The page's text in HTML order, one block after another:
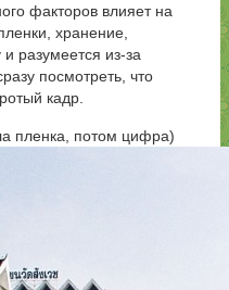
факторов влияет на
хранение,
разумеется из-за
посмотреть, что
кадр.
пленка, потом цифра)